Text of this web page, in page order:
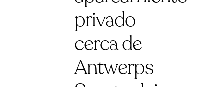
privado
cerca de
Antwerps